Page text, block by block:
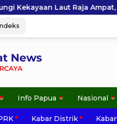
GEMPHA Apresiasi
Info Papua Nasional
Kabar Distrik